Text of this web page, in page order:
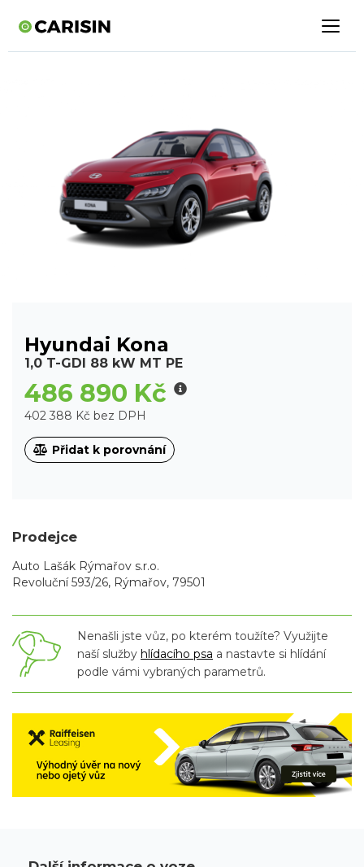
Hyundai Kona
1,0 T-GDI 88 kW MT PE
486 890 Kč
402 388 Kč bez DPH
Přidat k porovnání
Prodejce
Auto Lašák Rýmařov s.r.o.
Revoluční 593/26, Rýmařov, 79501
Nenašli jste vůz, po kterém toužíte? Využijte
naší služby hlídacího psa a nastavte si hlídání
podle vámi vybraných parametrů.